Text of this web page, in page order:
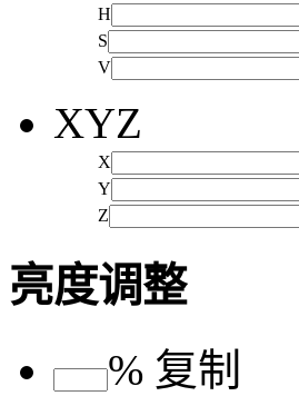
H
S
V
XYZ
X
Y
Z
亮度调整
% 复制